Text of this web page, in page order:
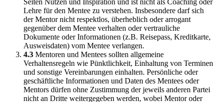
Lehre für den Mentee zu verstehen. Insbesondere darf sich
der Mentor nicht respektlos, überheblich oder arrogant
gegenüber dem Mentee verhalten oder vertrauliche
Dokumente oder Informationen (z.B. Reisepass, Kreditkarte,
Ausweisdaten) vom Mentee verlangen.
4.3 Mentoren und Mentees sollten allgemeine
Verhaltensregeln wie Pünktlichkeit, Einhaltung von Terminen
und sonstige Vereinbarungen einhalten. Persönliche oder
geschäftliche Informationen und Daten des Mentees oder
Mentors dürfen ohne Zustimmung der jeweils anderen Partei
nicht an Dritte weitergegeben werden, wobei Mentor oder